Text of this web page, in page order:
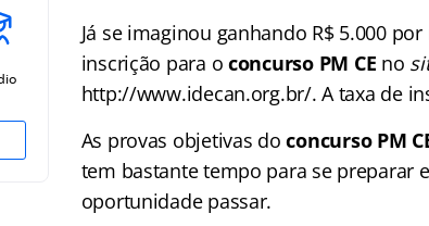
Já se imaginou ganhando R$ 5.000
inscrição para oconcurso PM CE no
http://www.idecan.org.br/. A taxa de
As provas objetivas doconcurso PM
tem bastante tempo para se preparar
oportunidade passar.